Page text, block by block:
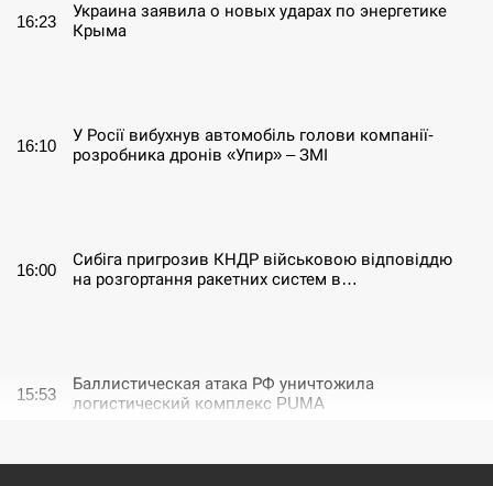
16:23
Украина заявила о новых ударах по энергетике
Крыма
16:10
У Росії вибухнув автомобіль голови компанії-
розробника дронів «Упир» – ЗМІ
16:00
Сибіга пригрозив КНДР військовою відповіддю
на розгортання ракетних систем в…
15:53
Баллистическая атака РФ уничтожила
логистический комплекс PUMA